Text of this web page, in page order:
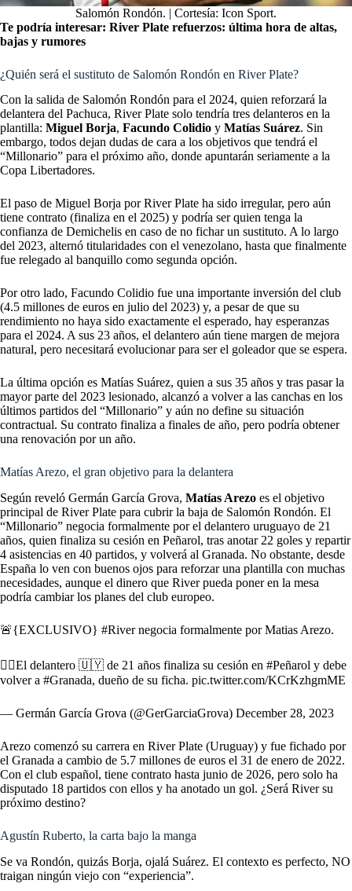
Salomón Rondón. | Cortesía: Icon Sport.
Te podría interesar: River Plate refuerzos: última hora de altas,
bajas y rumores
¿Quién será el sustituto de Salomón Rondón en River Plate?
Con la salida de Salomón Rondón para el 2024, quien reforzará la
delantera del Pachuca, River Plate solo tendría tres delanteros en la
plantilla: Miguel Borja, Facundo Colidio y Matías Suárez. Sin
embargo, todos dejan dudas de cara a los objetivos que tendrá el
“Millonario” para el próximo año, donde apuntarán seriamente a la
Copa Libertadores.
El paso de Miguel Borja por River Plate ha sido irregular, pero aún
tiene contrato (finaliza en el 2025) y podría ser quien tenga la
confianza de Demichelis en caso de no fichar un sustituto. A lo largo
del 2023, alternó titularidades con el venezolano, hasta que finalmente
fue relegado al banquillo como segunda opción.
Por otro lado, Facundo Colidio fue una importante inversión del club
(4.5 millones de euros en julio del 2023) y, a pesar de que su
rendimiento no haya sido exactamente el esperado, hay esperanzas
para el 2024. A sus 23 años, el delantero aún tiene margen de mejora
natural, pero necesitará evolucionar para ser el goleador que se espera.
La última opción es Matías Suárez, quien a sus 35 años y tras pasar la
mayor parte del 2023 lesionado, alcanzó a volver a las canchas en los
últimos partidos del “Millonario” y aún no define su situación
contractual. Su contrato finaliza a finales de año, pero podría obtener
una renovación por un año.
Matías Arezo, el gran objetivo para la delantera
Según reveló Germán García Grova, Matías Arezo es el objetivo
principal de River Plate para cubrir la baja de Salomón Rondón. El
“Millonario” negocia formalmente por el delantero uruguayo de 21
años, quien finaliza su cesión en Peñarol, tras anotar 22 goles y repartir
4 asistencias en 40 partidos, y volverá al Granada. No obstante, desde
España lo ven con buenos ojos para reforzar una plantilla con muchas
necesidades, aunque el dinero que River pueda poner en la mesa
podría cambiar los planes del club europeo.
🚨{EXCLUSIVO} #Rivernegocia formalmente por Matias Arezo.
👉🏾El delantero 🇺🇾 de 21 años finaliza su cesión en #Peñarol y debe
volver a #Granada, dueño de su ficha. pic.twitter.com/KCrKzhgmME
— Germán García Grova (@GerGarciaGrova) December 28, 2023
Arezo comenzó su carrera en River Plate (Uruguay) y fue fichado por
el Granada a cambio de 5.7 millones de euros el 31 de enero de 2022.
Con el club español, tiene contrato hasta junio de 2026, pero solo ha
disputado 18 partidos con ellos y ha anotado un gol. ¿Será River su
próximo destino?
Agustín Ruberto, la carta bajo la manga
Se va Rondón, quizás Borja, ojalá Suárez. El contexto es perfecto, NO
traigan ningún viejo con “experiencia”.